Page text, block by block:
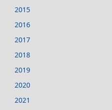
2015
2016
2017
2018
2019
2020
2021